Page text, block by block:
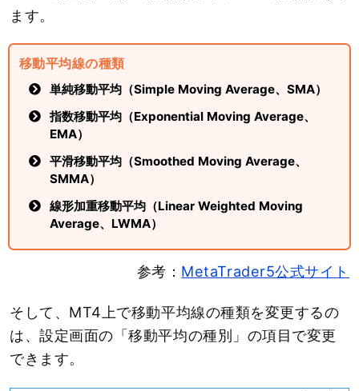
ます。
移動平均線の種類
単純移動平均（Simple Moving Average、SMA）
指数移動平均（Exponential Moving Average、
EMA）
平滑移動平均（Smoothed Moving Average、
SMMA）
線形加重移動平均（Linear Weighted Moving
Average、LWMA）
参考： MetaTrader5公式サイト
そして、MT4上で移動平均線の種類を変更するの
は、設定画面の「移動平均の種別」の項目で変更
できます。